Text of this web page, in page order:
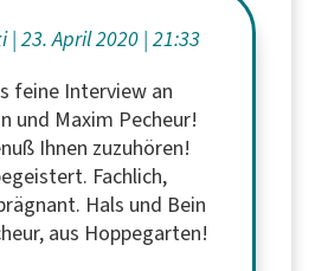
23. April 2020 21:33
feine Interview an
und Maxim Pecheur!
Ihnen zuzuhören!
Fachlich,
Hals und Bein
aus Hoppegarten!